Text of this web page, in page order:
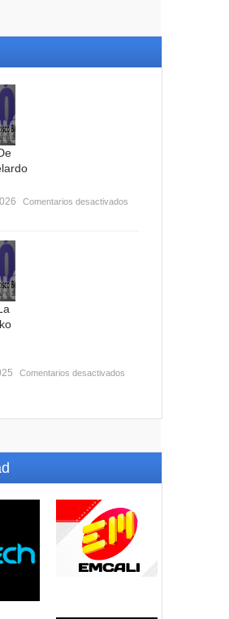
Comentarios desactivados
Comentarios desactivados